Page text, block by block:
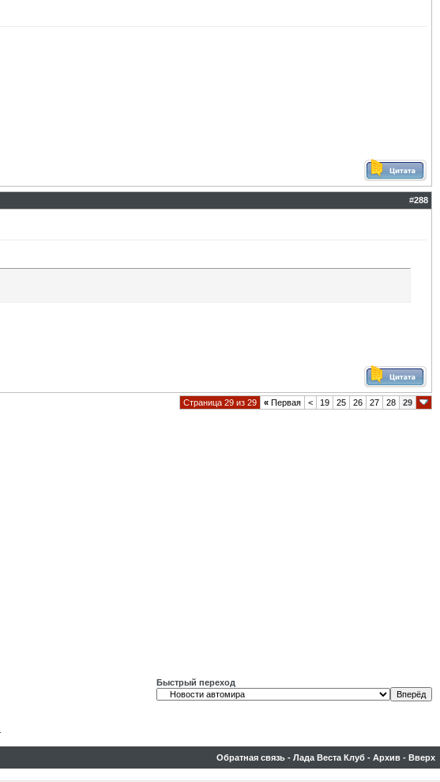
#288
Страница 29 из 29 « Первая < 19 25 26 27 28 29
Быстрый переход
Обратная связь - Лада Веста Клуб - Архив - Вверх